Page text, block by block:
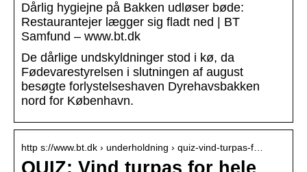
Dårlig hygiejne på Bakken udløser bøde:
Restaurantejer lægger sig fladt ned | BT
Samfund – www.bt.dk
De dårlige undskyldninger stod i kø, da
Fødevarestyrelsen i slutningen af august
besøgte forlystelseshaven Dyrehavsbakken
nord for København.
http s://www.bt.dk › underholdning › quiz-vind-turpas-f…